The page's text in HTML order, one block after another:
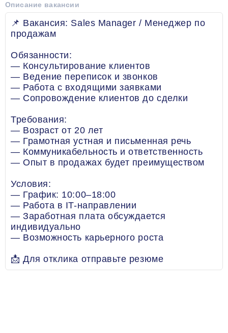
Описание вакансии
📌 Вакансия: Sales Manager / Менеджер по
продажам
Обязанности:
— Консультирование клиентов
— Ведение переписок и звонков
— Работа с входящими заявками
— Сопровождение клиентов до сделки
Требования:
— Возраст от 20 лет
— Грамотная устная и письменная речь
— Коммуникабельность и ответственность
— Опыт в продажах будет преимуществом
Условия:
— График: 10:00–18:00
— Работа в IT-направлении
— Заработная плата обсуждается
индивидуально
— Возможность карьерного роста
📩 Для отклика отправьте резюме